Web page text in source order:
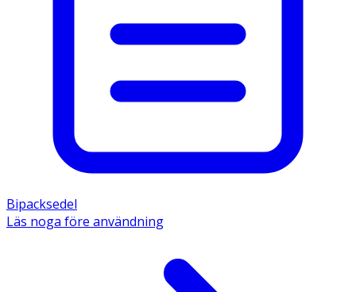
Bipacksedel
Läs noga före användning